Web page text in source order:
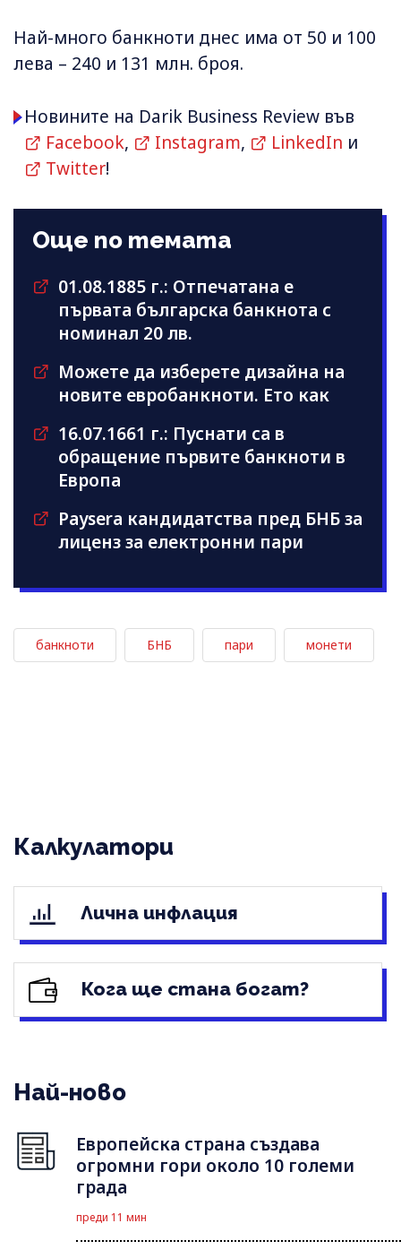
Най-много банкноти днес има от 50 и 100
лева – 240 и 131 млн. броя.
Новините на Darik Business Review във
Facebook, Instagram, LinkedIn и
Twitter!
Още по темата
01.08.1885 г.: Отпечатана е
първата българска банкнота с
номинал 20 лв.
Можете да изберете дизайна на
новите евробанкноти. Ето как
16.07.1661 г.: Пуснати са в
обращение първите банкноти в
Европа
Paysera кандидатства пред БНБ за
лиценз за електронни пари
банкноти БНБ пари монети
Калкулатори
Лична инфлация
Кога ще стана богат?
Най-ново
Европейска страна създава
огромни гори около 10 големи
града
преди 11 мин